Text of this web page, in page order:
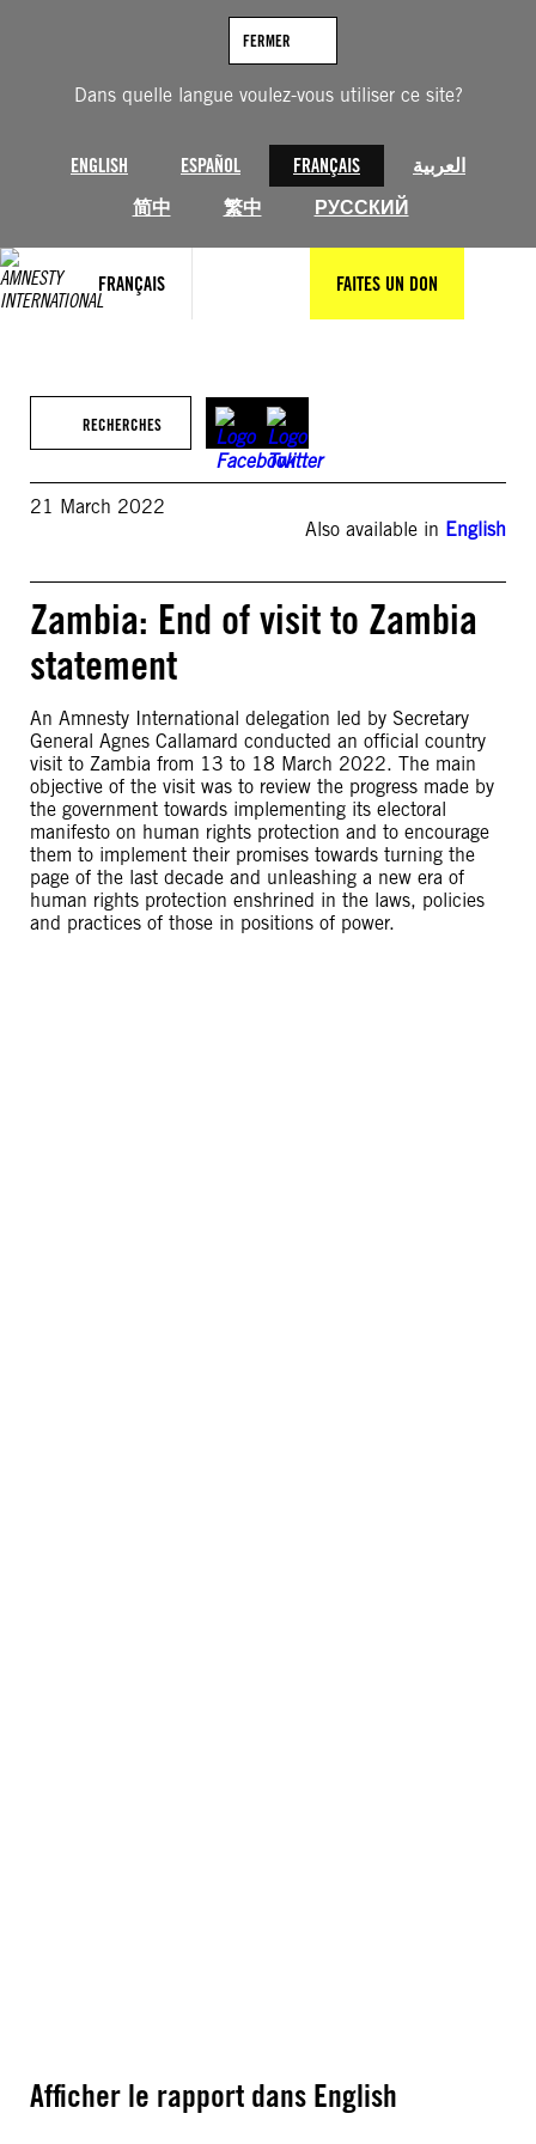
Dans quelle langue voulez-vous utiliser ce site?
ENGLISH ESPAÑOL FRANÇAIS
العربية
简中
繁中 РУССКИЙ
FERMER
FRANÇAIS FAITES UN DON
RECHERCHES
21 March 2022
Also available in English
Zambia: End of visit to Zambia
statement
An Amnesty International delegation led by Secretary
General Agnes Callamard conducted an official country
visit to Zambia from 13 to 18 March 2022. The main
objective of the visit was to review the progress made by
the government towards implementing its electoral
manifesto on human rights protection and to encourage
them to implement their promises towards turning the
page of the last decade and unleashing a new era of
human rights protection enshrined in the laws, policies
and practices of those in positions of power.
Afficher le rapport dans English